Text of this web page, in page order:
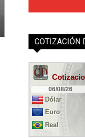
COTIZACIÓN